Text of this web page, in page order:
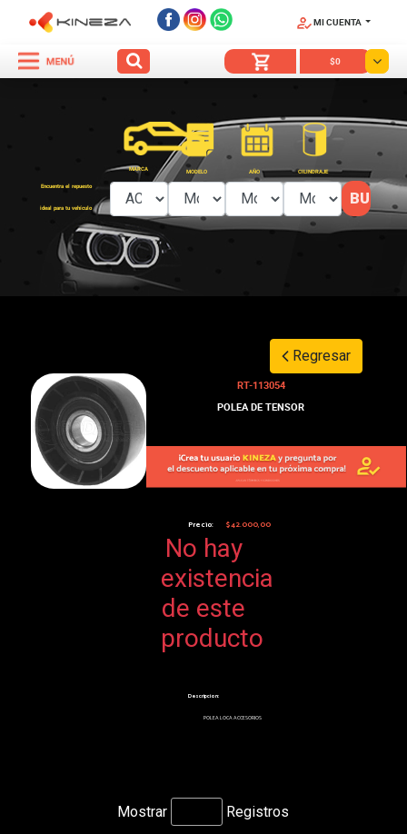
MI CUENTA
$0
Encuentra el repuesto
ideal para tu vehículo
MARCA MODELO AÑO CILINDRAJE
Regresar
RT-113054
POLEA DE TENSOR
Precio: $42.000,00
No hay
existencia
de este
producto
Descripcion:
POLEA LOCA ACCESORIOS
Mostrar Registros